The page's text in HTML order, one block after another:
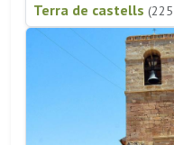
Terra de castells (225